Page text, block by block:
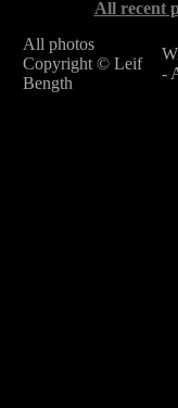
All recent
All photos
Copyright © Leif
Bength
-